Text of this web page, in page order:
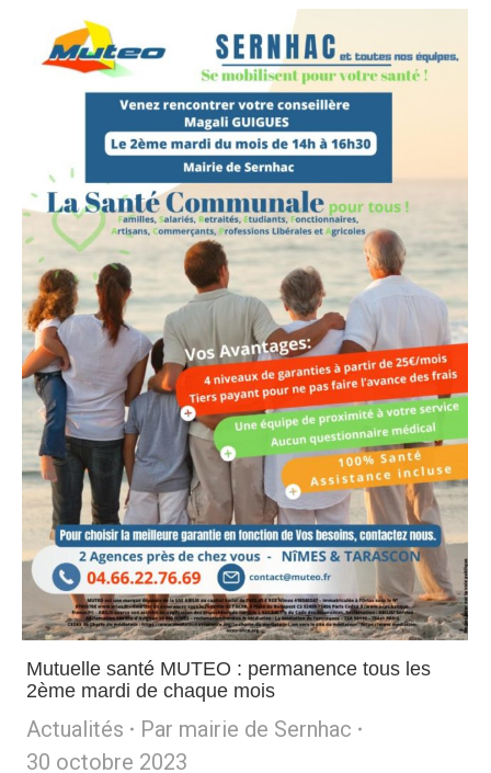
Mutuelle santé MUTEO : permanence tous les
2ème mardi de chaque mois
Actualités Par mairie de Sernhac
30 octobre 2023